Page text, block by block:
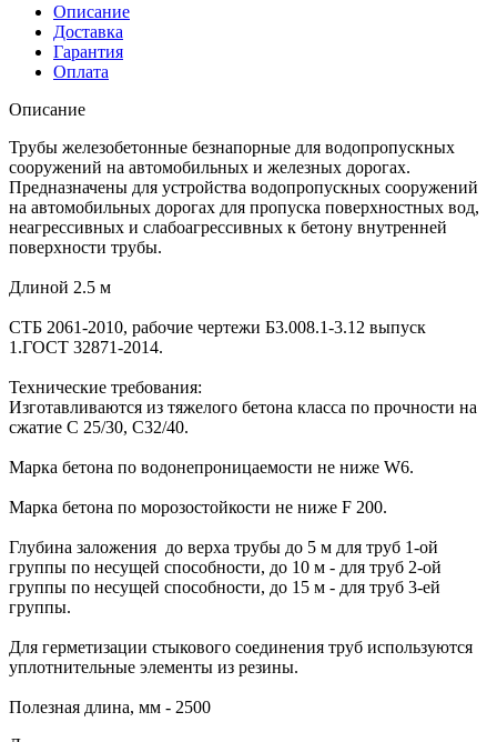
Описание
Доставка
Гарантия
Оплата
Описание
Трубы железобетонные безнапорные для водопропускных
сооружений на автомобильных и железных дорогах.
Предназначены для устройства водопропускных сооружений
на автомобильных дорогах для пропуска поверхностных вод,
неагрессивных и слабоагрессивных к бетону внутренней
поверхности трубы.
Длиной 2.5 м
СТБ 2061-2010, рабочие чертежи Б3.008.1-3.12 выпуск
1.ГОСТ 32871-2014.
Технические требования:
Изготавливаются из тяжелого бетона класса по прочности на
сжатие C 25/30, С32/40.
Марка бетона по водонепроницаемости не ниже W6.
Марка бетона по морозостойкости не ниже F 200.
Глубина заложения до верха трубы до 5 м для труб 1-ой
группы по несущей способности, до 10 м - для труб 2-ой
группы по несущей способности, до 15 м - для труб 3-ей
группы.
Для герметизации стыкового соединения труб используются
уплотнительные элементы из резины.
Полезная длина, мм - 2500